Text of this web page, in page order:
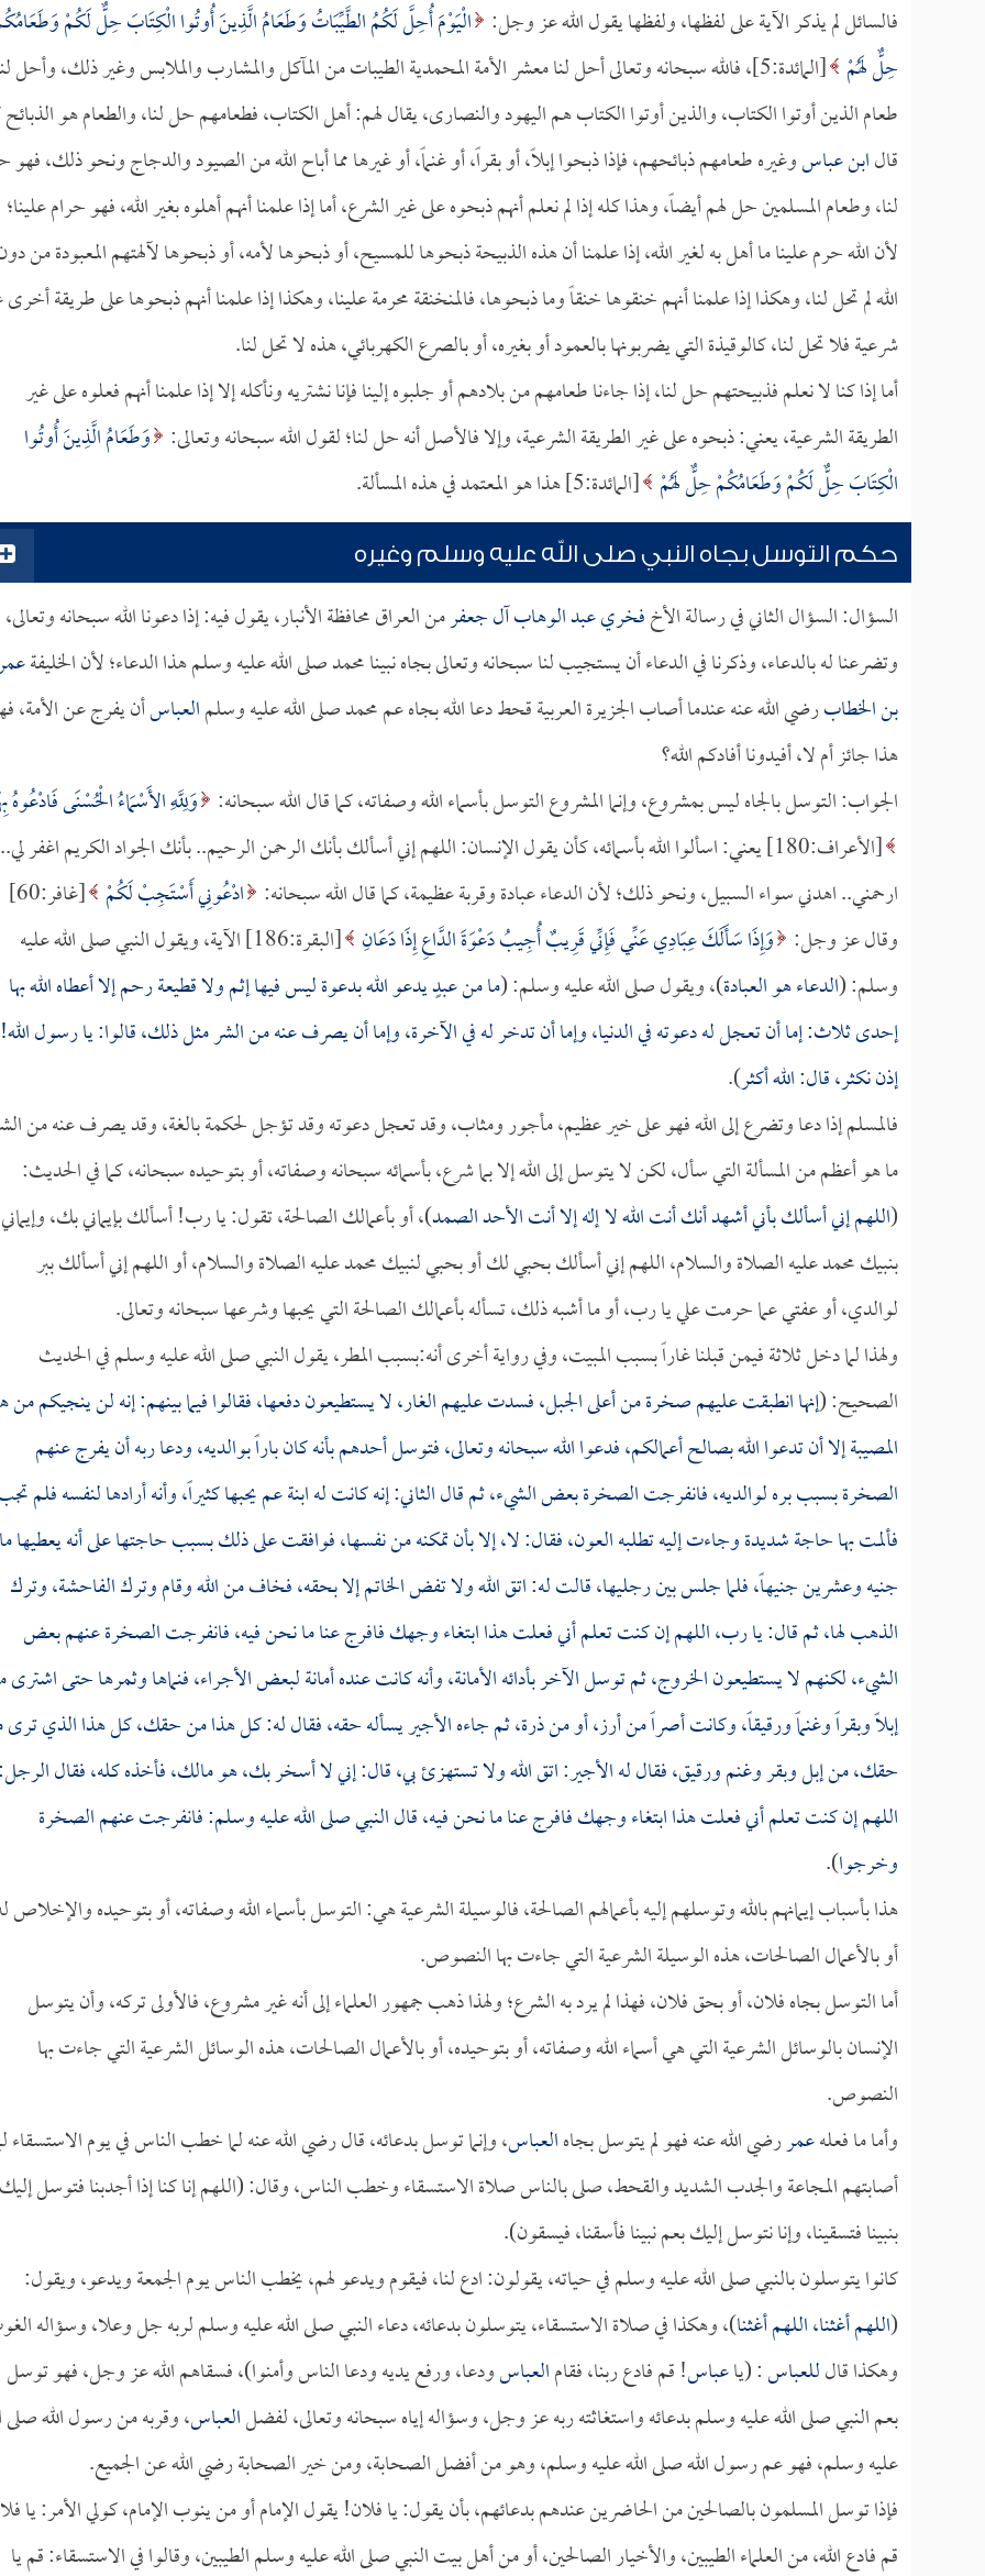
فالسائل لم يذكر الآية على لفظها، ولفظها يقول الله عز وجل: الْيَوْمَ أُحِلَّ لَكُمُ الطَّيِّبَاتُ وَطَعَامُ الَّذِينَ أُوتُوا الْكِتَابَ حِلٌّ لَكُمْ
حِلٌّ لَهُمْ
[المائدة:5]، فالله سبحانه وتعالى أحل لنا معشر الأمة المحمدية الطيبات من المآكل والمشارب والملابس وغير ذلك، وأحل
طعام الذين أوتوا الكتاب، والذين أوتوا الكتاب هم اليهود والنصارى، يقال لهم: أهل الكتاب، فطعامهم حل لنا، والطعام هو الذبائح
قالابن عباسوغيره طعامهم ذبائحهم، فإذا ذبحوا إبلاً، أو بقراً، أو غنماً، أو غيرها مما أباح الله من الصيود والدجاج ونحو ذلك،
لنا، وطعام المسلمين حل لهم أيضاً، وهذا كله إذا لم نعلم أنهم ذبحوه على غير الشرع، أما إذا علمنا أنهم أهلوه بغير الله، فهو حرام علينا؛
لأن الله حرم علينا ما أهل به لغير الله، إذا علمنا أن هذه الذبيحة ذبحوها للمسيح، أو ذبحوها لأمه، أو ذبحوها لآلهتهم المعبودة من
الله لم تحل لنا، وهكذا إذا علمنا أنهم خنقوها خنقاً وما ذبحوها، فالمنخنقة محرمة علينا، وهكذا إذا علمنا أنهم ذبحوها على طريقة
شرعية فلا تحل لنا، كالوقيذة التي يضربونها بالعمود أو بغيره، أو بالصرع الكهربائي، هذه لا تحل لنا.
أما إذا كنا لا نعلم فذبيحتهم حل لنا، إذا جاءنا طعامهم من بلادهم أو جلبوه إلينا فإنا نشتريه ونأكله إلا إذا علمنا أنهم فعلوه على غير
الطريقة الشرعية، يعني: ذبحوه على غير الطريقة الشرعية، وإلا فالأصل أنه حل لنا؛ لقول الله سبحانه وتعالى: وَطَعَامُ الَّذِينَ أُوتُوا
الْكِتَابَ حِلٌّ لَكُمْ وَطَعَامُكُمْ حِلٌّ لَهُمْ [المائدة:5] هذا هو المعتمد في هذه المسألة.
حكم التوسل بجاه النبي صلى الله عليه وسلم وغيره
السؤال: السؤال الثاني في رسالة الأخفخري عبد الوهاب آل جعفرمن العراق محافظة الأنبار، يقول فيه: إذا دعونا الله سبحانه وتعالى،
وتضرعنا له بالدعاء، وذكرنا في الدعاء أن يستجيب لنا سبحانه وتعالى بجاه نبينا محمد صلى الله عليه وسلم هذا الدعاء؛ لأن الخليفة
بن الخطابرضي الله عنه عندما أصاب الجزيرة العربية قحط دعا الله بجاه عم محمد صلى الله عليه وسلمالعباسأن يفرج عن الأمة،
هذا جائز أم لا، أفيدونا أفادكم الله؟
الجواب: التوسل بالجاه ليس بمشروع، وإنما المشروع التوسل بأسماء الله وصفاته، كما قال الله سبحانه: وَلِلَّهِ الأَسْمَاءُ الْحُسْنَى فَادْعُوهُ
[الأعراف:180] يعني: اسألوا الله بأسمائه، كأن يقول الإنسان: اللهم إني أسألك بأنك الرحمن الرحيم.. بأنك الجواد الكريم اغفر لي..
ارحمني.. اهدني سواء السبيل، ونحو ذلك؛ لأن الدعاء عبادة وقربة عظيمة، كما قال الله سبحانه: ادْعُونِي أَسْتَجِبْ لَكُمْ
[غافر:60]
وقال عز وجل: وَإِذَا سَأَلَكَ عِبَادِي عَنِّي فَإِنِّي قَرِيبٌ أُجِيبُ دَعْوَةَ الدَّاعِ إِذَا دَعَانِ
[البقرة:186] الآية، ويقول النبي صلى الله عليه
وسلم: (الدعاء هو العبادة)، ويقول صلى الله عليه وسلم: (ما من عبدٍ يدعو الله بدعوة ليس فيها إثم ولا قطيعة رحم إلا أعطاه الله بها
إحدى ثلاث: إما أن تعجل له دعوته في الدنيا، وإما أن تدخر له في الآخرة، وإما أن يصرف عنه من الشر مثل ذلك، قالوا: يا رسول الله!
إذن نكثر، قال: الله أكثر).
فالمسلم إذا دعا وتضرع إلى الله فهو على خير عظيم، مأجور ومثاب، وقد تعجل دعوته وقد تؤجل لحكمة بالغة، وقد يصرف عنه من
ما هو أعظم من المسألة التي سأل، لكن لا يتوسل إلى الله إلا بما شرع، بأسمائه سبحانه وصفاته، أو بتوحيده سبحانه، كما في الحديث:
(اللهم إني أسألك بأني أشهد أنك أنت الله لا إله إلا أنت الأحد الصمد)، أو بأعمالك الصالحة، تقول: يا رب! أسألك بإيماني بك، وإيماني
بنبيك محمد عليه الصلاة والسلام، اللهم إني أسألك بحبي لك أو بحبي لنبيك محمد عليه الصلاة والسلام، أو اللهم إني أسألك ببر
لوالدي، أو عفتي عما حرمت علي يا رب، أو ما أشبه ذلك، تسأله بأعمالك الصالحة التي يحبها وشرعها سبحانه وتعالى.
ولهذا لما دخل ثلاثة فيمن قبلنا غاراً بسبب المبيت، وفي رواية أخرى أنه:بسبب المطر، يقول النبي صلى الله عليه وسلم في الحديث
الصحيح: (إنها انطبقت عليهم صخرة من أعلى الجبل، فسدت عليهم الغار، لا يستطيعون دفعها، فقالوا فيما بينهم: إنه لن ينجيكم من
المصيبة إلا أن تدعوا الله بصالح أعمالكم، فدعوا الله سبحانه وتعالى، فتوسل أحدهم بأنه كان باراً بوالديه، ودعا ربه أن يفرج عنهم
الصخرة بسبب بره لوالديه، فانفرجت الصخرة بعض الشيء، ثم قال الثاني: إنه كانت له ابنة عم يحبها كثيراً، وأنه أرادها لنفسه فلم
فألمت بها حاجة شديدة وجاءت إليه تطلبه العون، فقال: لا، إلا بأن تمكنه من نفسها، فوافقت على ذلك بسبب حاجتها على أنه يعطيها
جنيه وعشرين جنيهاً، فلما جلس بين رجليها، قالت له: اتق الله ولا تفض الخاتم إلا بحقه، فخاف من الله وقام وترك الفاحشة، وترك
الذهب لها، ثم قال: يا رب، اللهم إن كنت تعلم أني فعلت هذا ابتغاء وجهك فافرج عنا ما نحن فيه، فانفرجت الصخرة عنهم بعض
الشيء، لكنهم لا يستطيعون الخروج، ثم توسل الآخر بأدائه الأمانة، وأنه كانت عنده أمانة لبعض الأجراء، فنماها وثمرها حتى اشترى
إبلاً وبقراً وغنماً ورقيقاً، وكانت أصراً من أرز، أو من ذرة، ثم جاءه الأجير يسأله حقه، فقال له: كل هذا من حقك، كل هذا الذي
حقك، من إبل وبقر وغنم ورقيق، فقال له الأجير: اتق الله ولا تستهزئ بي، قال: إني لا أسخر بك، هو مالك، فأخذه كله، فقال
اللهم إن كنت تعلم أني فعلت هذا ابتغاء وجهك فافرج عنا ما نحن فيه، قال النبي صلى الله عليه وسلم: فانفرجت عنهم الصخرة
وخرجوا).
هذا بأسباب إيمانهم بالله وتوسلهم إليه بأعمالهم الصالحة، فالوسيلة الشرعية هي: التوسل بأسماء الله وصفاته، أو بتوحيده والإخلاص
أو بالأعمال الصالحات، هذه الوسيلة الشرعية التي جاءت بها النصوص.
أما التوسل بجاه فلان، أو بحق فلان، فهذا لم يرد به الشرع؛ ولهذا ذهب جمهور العلماء إلى أنه غير مشروع، فالأولى تركه، وأن يتوسل
الإنسان بالوسائل الشرعية التي هي أسماء الله وصفاته، أو بتوحيده، أو بالأعمال الصالحات، هذه الوسائل الشرعية التي جاءت بها
النصوص.
وأما ما فعلهعمررضي الله عنه فهو لم يتوسل بجاهالعباس، وإنما توسل بدعائه، قال رضي الله عنه لما خطب الناس في يوم الاستسقاء
أصابتهم المجاعة والجدب الشديد والقحط، صلى بالناس صلاة الاستسقاء وخطب الناس، وقال: (اللهم إنا كنا إذا أجدبنا فتوسل
بنبينا فتسقينا، وإنا نتوسل إليك بعم نبينا فأسقنا، فيسقون).
كانوا يتوسلون بالنبي صلى الله عليه وسلم في حياته، يقولون: ادع لنا، فيقوم ويدعو لهم، يخطب الناس يوم الجمعة ويدعو، ويقول:
(اللهم أغثنا، اللهم أغثنا)، وهكذا في صلاة الاستسقاء، يتوسلون بدعائه، دعاء النبي صلى الله عليه وسلم لربه جل وعلا، وسؤاله
وهكذا قالللعباس: (ياعباس! قم فادع ربنا، فقامالعباسودعا، ورفع يديه ودعا الناس وأمنوا)، فسقاهم الله عز وجل، فهو توسل
بعم النبي صلى الله عليه وسلم بدعائه واستغاثته ربه عز وجل، وسؤاله إياه سبحانه وتعالى، لفضلالعباس، وقربه من رسول الله صلى
عليه وسلم، فهو عم رسول الله صلى الله عليه وسلم، وهو من أفضل الصحابة، ومن خير الصحابة رضي الله عن الجميع.
فإذا توسل المسلمون بالصالحين من الحاضرين عندهم بدعائهم، بأن يقول: يا فلان! يقول الإمام أو من ينوب الإمام، كولي الأمر: يا
قم فادع الله، من العلماء الطيبين، والأخيار الصالحين، أو من أهل بيت النبي صلى الله عليه وسلم الطيبين، وقالوا في الاستسقاء: قم يا